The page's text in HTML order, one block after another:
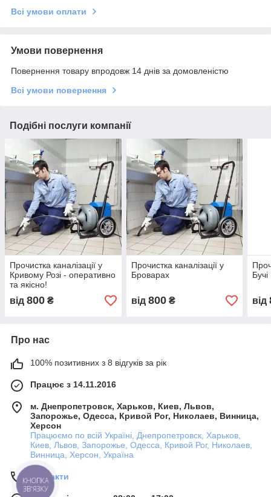
Всі умови оплати
Умови повернення
Повернення товару впродовж 14 днів за домовленістю
Всі умови повернення
Подібні послуги компанії
Прочистка каналізації у
Кривому Розі - оперативно
та якісно!
від 800 ₴
Прочистка каналізації у
Броварах
від 800₴
Бучі
від
Про нас
100% позитивних з 8 відгуків за рік
Працює з 14.11.2016
м. Днепропетровск, Харьков, Киев, Львов,
Запорожье, Одесса, Кривой Рог, Николаев, Винница,
Херсон
Працюємо по всій Україні, Днепропетровск, Харьков,
Киев, Львов, Запорожье, Одесса, Кривой Рог, Николаев,
Винница, Херсон, Україна
Контакти
КНОПКА
ЗВ'ЯЗКУ